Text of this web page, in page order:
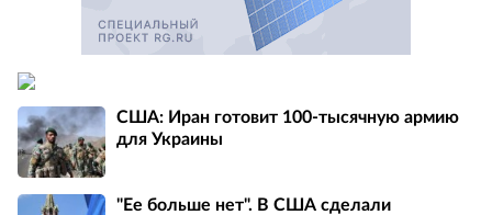
США: Иран готовит 100-тысячную армию
для Украины
"Ее больше нет". В США сделали